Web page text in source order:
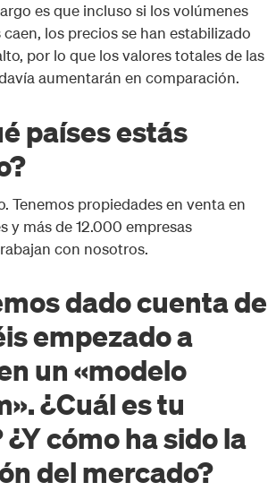
es que incluso si los volúmenes
los precios se han estabilizado
por lo que los valores totales de las
aumentarán en comparación.
países estás
Tenemos propiedades en venta en
y más de 12.000 empresas
con nosotros.
dado cuenta de
empezado a
un «modelo
¿Cuál es tu
cómo ha sido la
del mercado?